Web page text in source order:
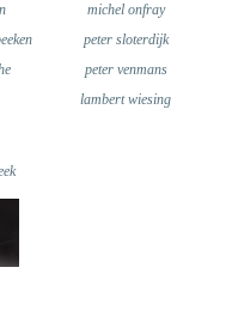
michel onfray
peter sloterdijk
peter venmans
lambert wiesing